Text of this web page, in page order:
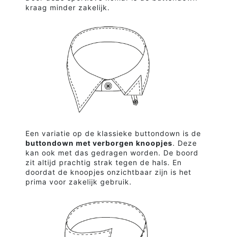
kraag minder zakelijk.
Een variatie op de klassieke buttondown is de
buttondown met verborgen knoopjes. Deze
kan ook met das gedragen worden. De boord
zit altijd prachtig strak tegen de hals. En
doordat de knoopjes onzichtbaar zijn is het
prima voor zakelijk gebruik.